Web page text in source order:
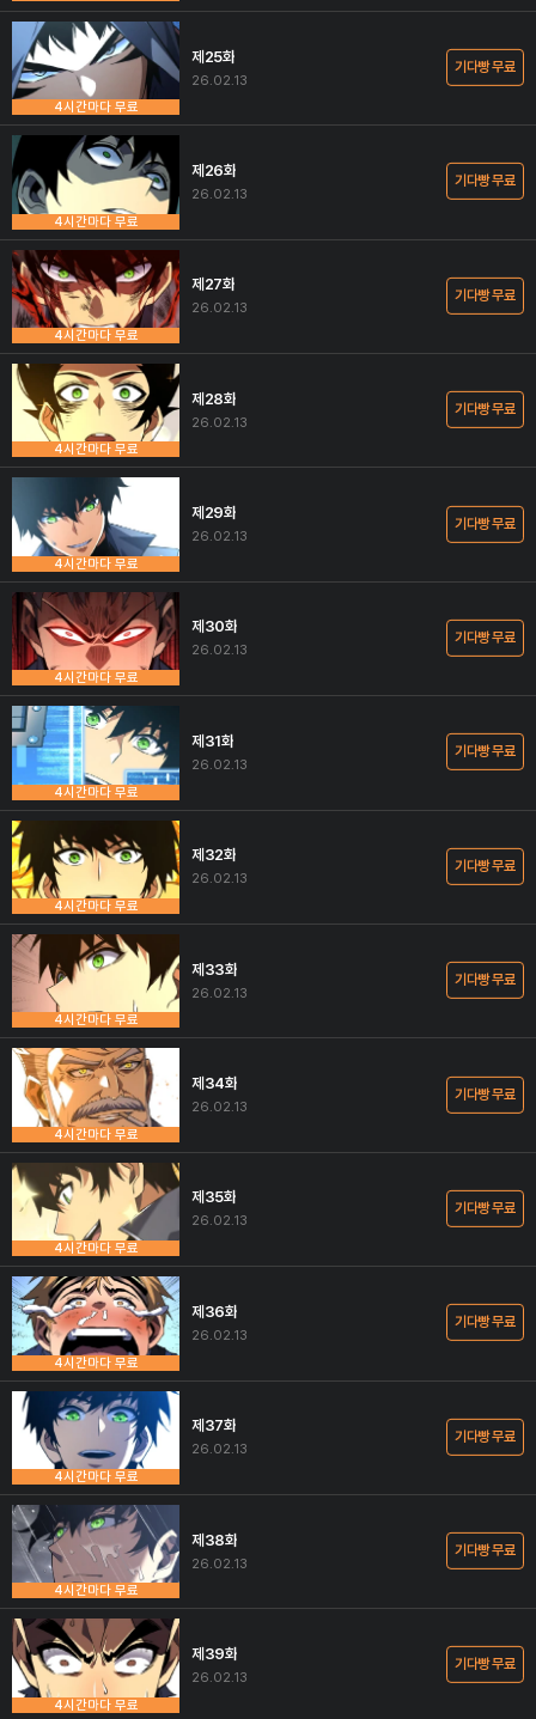
4시간마다 무료
제25화
26.02.13
기다빵 무료
4시간마다 무료
제26화
26.02.13
기다빵 무료
4시간마다 무료
제27화
26.02.13
기다빵 무료
4시간마다 무료
제28화
26.02.13
기다빵 무료
4시간마다 무료
제29화
26.02.13
기다빵 무료
4시간마다 무료
제30화
26.02.13
기다빵 무료
4시간마다 무료
제31화
26.02.13
기다빵 무료
4시간마다 무료
제32화
26.02.13
기다빵 무료
4시간마다 무료
제33화
26.02.13
기다빵 무료
4시간마다 무료
제34화
26.02.13
기다빵 무료
4시간마다 무료
제35화
26.02.13
기다빵 무료
4시간마다 무료
제36화
26.02.13
기다빵 무료
4시간마다 무료
제37화
26.02.13
기다빵 무료
4시간마다 무료
제38화
26.02.13
기다빵 무료
4시간마다 무료
제39화
26.02.13
기다빵 무료